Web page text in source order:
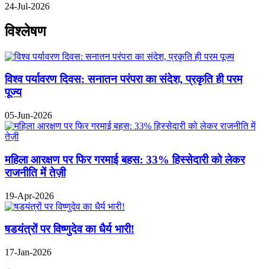
24-Jul-2026
विश्लेषण
विश्व पर्यावरण दिवस: सनातन परंपरा का संदेश, प्रकृति ही परम
पूज्य
05-Jun-2026
महिला आरक्षण पर फिर गरमाई बहस: 33% हिस्सेदारी को लेकर
राजनीति में तेज़ी
19-Apr-2026
षडयंत्रों पर विष्णुदेव का धैर्य भारी!
17-Jan-2026